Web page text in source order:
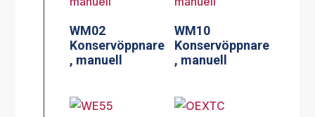
WM02
Konservöppnare
, manuell
WM10
Konservöppnare
, manuell